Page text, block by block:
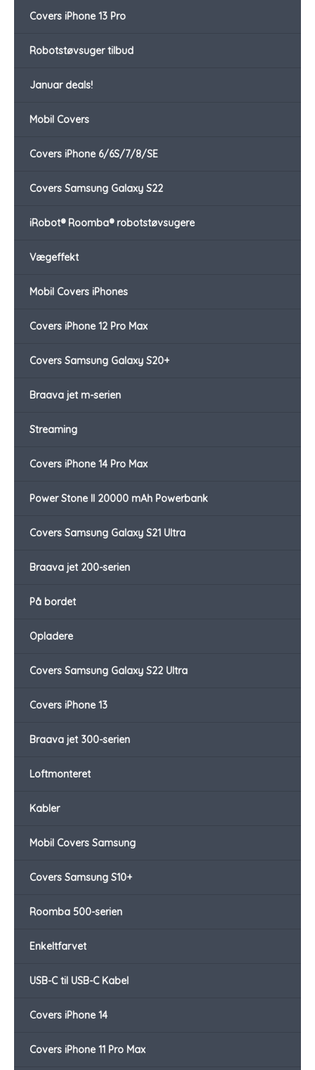
Covers iPhone 13 Pro
Robotstøvsuger tilbud
Januar deals!
Mobil Covers
Covers iPhone 6/6S/7/8/SE
Covers Samsung Galaxy S22
iRobot® Roomba® robotstøvsugere
Vægeffekt
Mobil Covers iPhones
Covers iPhone 12 Pro Max
Covers Samsung Galaxy S20+
Braava jet m-serien
Streaming
Covers iPhone 14 Pro Max
Power Stone II 20000 mAh Powerbank
Covers Samsung Galaxy S21 Ultra
Braava jet 200-serien
På bordet
Opladere
Covers Samsung Galaxy S22 Ultra
Covers iPhone 13
Braava jet 300-serien
Loftmonteret
Kabler
Mobil Covers Samsung
Covers Samsung S10+
Roomba 500-serien
Enkeltfarvet
USB-C til USB-C Kabel
Covers iPhone 14
Covers iPhone 11 Pro Max